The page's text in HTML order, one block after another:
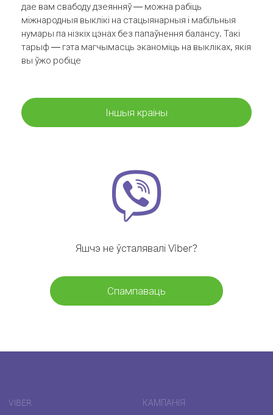
дае вам свабоду дзеянняў — можна рабіць
міжнародныя выклікі на стацыянарныя і мабільныя
нумары па нізкіх цэнах без папаўнення балансу. Такі
тарыф — гэта магчымасць эканоміць на выкліках, якія
вы ўжо робіце
Іншыя краіны
Яшчэ не ўсталявалі Viber?
Спампаваць
VIBER КАМПАНІЯ